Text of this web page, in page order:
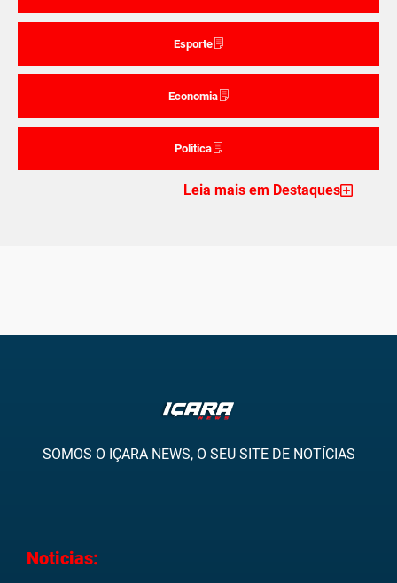
Esporte
Economia
Politica
Leia mais em Destaques
SOMOS O IÇARA NEWS, O SEU SITE DE NOTÍCIAS
Noticias: